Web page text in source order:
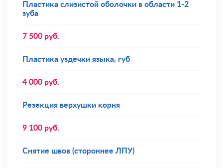
Пластика слизистой оболочки в области 1-2
зуба
7 500 руб.
Пластика уздечки языка, губ
4 000 руб.
Резекция верхушки корня
9 100 руб.
Снятие швов (стороннее ЛПУ)